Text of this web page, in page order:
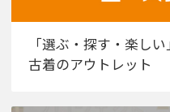
「選ぶ・探す・楽し
古着のアウトレット